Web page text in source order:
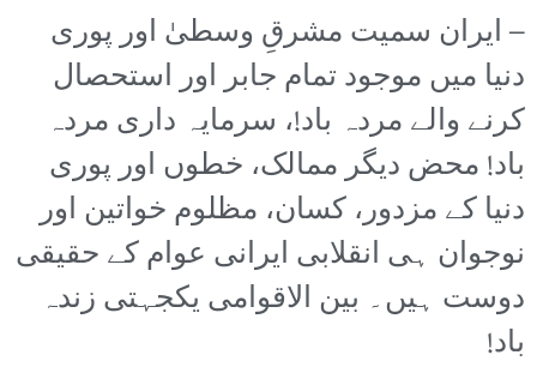
– ایران سمیت مشرقِ وسطیٰ اور پوری
دنیا میں موجود تمام جابر اور استحصال
کرنے والے مردہ باد!، سرمایہ داری مردہ
باد! محض دیگر ممالک، خطوں اور پوری
دنیا کے مزدور، کسان، مظلوم خواتین اور
نوجوان ہی انقلابی ایرانی عوام کے حقیقی
دوست ہیں۔ بین الاقوامی یکجہتی زندہ
باد!